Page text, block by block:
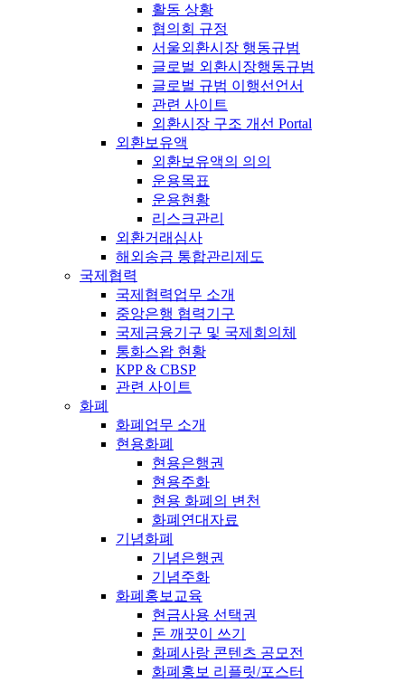
활동 상황
협의회 규정
서울외환시장 행동규범
글로벌 외환시장행동규범
글로벌 규범 이행선언서
관련 사이트
외환시장 구조 개선 Portal
외환보유액
외환보유액의 의의
운용목표
운용현황
리스크관리
외환거래심사
해외송금 통합관리제도
국제협력
국제협력업무 소개
중앙은행 협력기구
국제금융기구 및 국제회의체
통화스왑 현황
KPP & CBSP
관련 사이트
화폐
화폐업무 소개
현용화폐
현용은행권
현용주화
현용 화폐의 변천
화폐연대자료
기념화폐
기념은행권
기념주화
화폐홍보교육
현금사용 선택권
돈 깨끗이 쓰기
화폐사랑 콘텐츠 공모전
화폐홍보 리플릿/포스터